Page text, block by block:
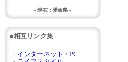
- 現在：愛媛県 -
■相互リンク集
・ インターネット・PC